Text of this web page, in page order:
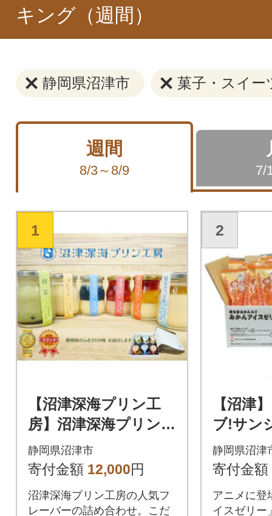
キング（週間）
静岡県沼津市 菓子・スイー
週間
8/3～8/9 7/
1
【沼津深海プリン工
房】沼津深海プリン工
房6種食べ比べセット
(総容量 約580g)
静岡県沼津市
寄付金額 12,000円
沼津深海プリン工房の人気フ
レーバーの詰め合わせ。こだ
2
【沼津
ブ!サン
コラボ
みかん
静岡県沼津
寄付金額
アニメに登
イスゼリー